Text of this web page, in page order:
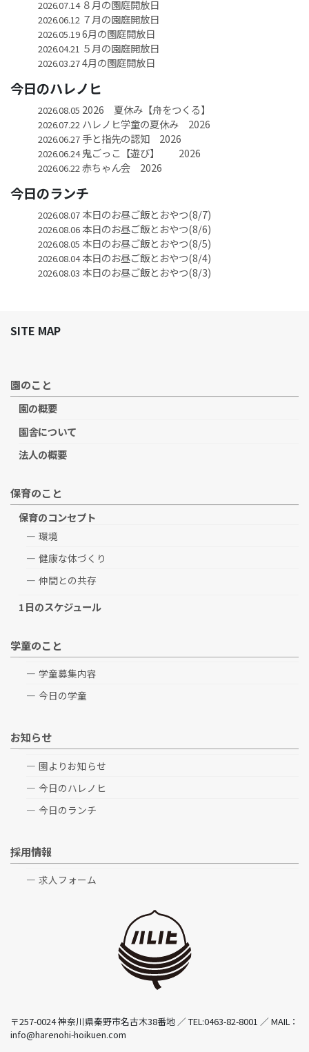
2026.07.14８月の園庭開放日
2026.06.12７月の園庭開放日
2026.05.196月の園庭開放日
2026.04.21 ５月の園庭開放日
2026.03.274月の園庭開放日
今日のハレノヒ
2026.08.05 2026 夏休み【舟をつくる】
2026.07.22ハレノヒ学童の夏休み 2026
2026.06.27手と指先の認知 2026
2026.06.24鬼ごっこ【遊び】 2026
2026.06.22赤ちゃん会 2026
今日のランチ
2026.08.07本日のお昼ご飯とおやつ(8/7)
2026.08.06本日のお昼ご飯とおやつ(8/6)
2026.08.05 本日のお昼ご飯とおやつ(8/5)
2026.08.04本日のお昼ご飯とおやつ(8/4)
2026.08.03 本日のお昼ご飯とおやつ(8/3)
SITE MAP
園のこと
園の概要
園舎について
法人の概要
保育のこと
保育のコンセプト
環境
健康な体づくり
仲間との共存
1日のスケジュール
学童のこと
学童募集内容
今日の学童
お知らせ
園よりお知らせ
今日のハレノヒ
今日のランチ
採用情報
求人フォーム
〒257-0024 神奈川県秦野市名古木38番地 ／ TEL:0463-82-8001 ／ MAIL：
info@harenohi-hoikuen.com